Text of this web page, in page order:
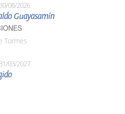
30/08/2026
Guayasamín
Tormes
31/03/2027